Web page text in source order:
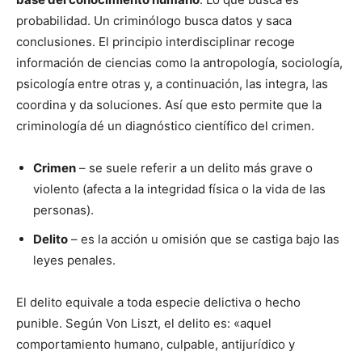
probabilidad. Un criminólogo busca datos y saca
conclusiones. El principio interdisciplinar recoge
información de ciencias como la antropología, sociología,
psicología entre otras y, a continuación, las integra, las
coordina y da soluciones. Así que esto permite que la
criminología dé un diagnóstico científico del crimen.
Crimen – se suele referir a un delito más grave o
violento (afecta a la integridad física o la vida de las
personas).
Delito – es la acción u omisión que se castiga bajo las
leyes penales.
El delito equivale a toda especie delictiva o hecho
punible. Según Von Liszt, el delito es: «aquel
comportamiento humano, culpable, antijurídico y